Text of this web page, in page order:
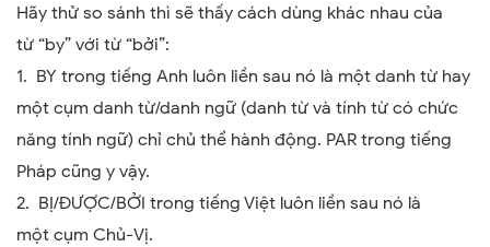
Hãy thử so sánh thì sẽ thấy cách dùng khác nhau của
từ “by” với từ “bởi”:
1. BY trong tiếng Anh luôn liền sau nó là một danh từ hay
một cụm danh từ/danh ngữ (danh từ và tính từ có chức
năng tính ngữ) chỉ chủ thể hành động. PAR trong tiếng
Pháp cũng y vậy.
2. BỊ/ĐƯỢC/BỞI trong tiếng Việt luôn liền sau nó là
một cụm Chủ-Vị.